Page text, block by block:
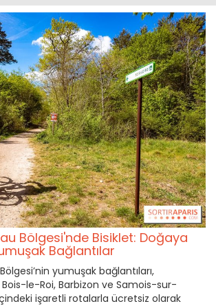
Bölgesi'nde Bisiklet: Doğaya
Bağlantılar
yumuşak bağlantıları,
le-Roi, Barbizon ve Samois-sur-
işaretli rotalarla ücretsiz olarak